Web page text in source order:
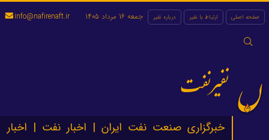
صفحه اصلی ارتباط با نفیر درباره نفیر
جستجو
جمعه 16 مرداد 1405 info@nafirenaft.ir
نفیرنفت
خبرگزاری صنعت نفت ایران | اخبار نفت | اخبار